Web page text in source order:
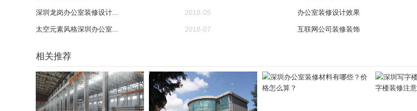
深圳龙岗办公室装修设计... 2018-05
太空元素风格深圳办公室... 2018-07
办公室装修设计效果
互联网公司装修装饰
相关推荐